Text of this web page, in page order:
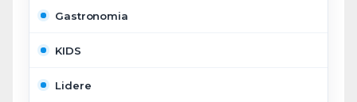
Gastronomia
KIDS
Lidere